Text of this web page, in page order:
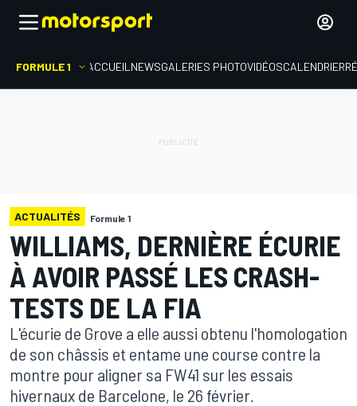
FORMULE 1 ACCUEIL NEWSGALERIES PHOTOVIDÉOSCALENDRIER
ACTUALITÉS Formule 1
WILLIAMS, DERNIÈRE ÉCURIE
À AVOIR PASSÉ LES CRASH-
TESTS DE LA FIA
L'écurie de Grove a elle aussi obtenu l'homologation
de son châssis et entame une course contre la
montre pour aligner sa FW41 sur les essais
hivernaux de Barcelone, le 26 février.